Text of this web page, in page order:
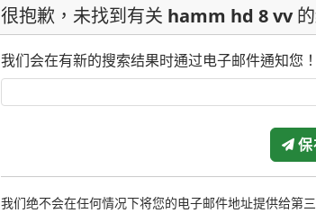
很抱歉，未找到有关 hamm hd 8 vv
我们会在有新的搜索结果时通过电子邮件通知您！
我们绝不会在任何情况下将您的电子邮件地址提供给第